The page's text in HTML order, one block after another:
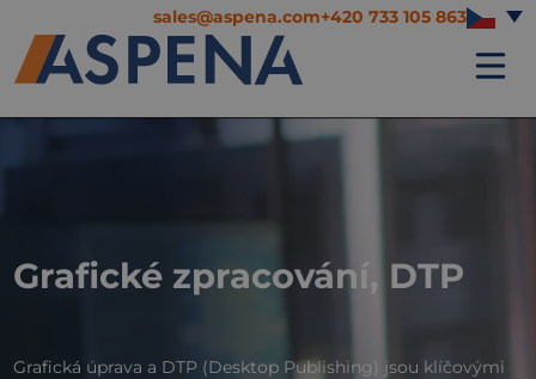
sales@aspena.com+420 733 105 863
Grafické zpracování, DTP
Grafická úprava a DTP (Desktop Publishing) jsou klíčovými